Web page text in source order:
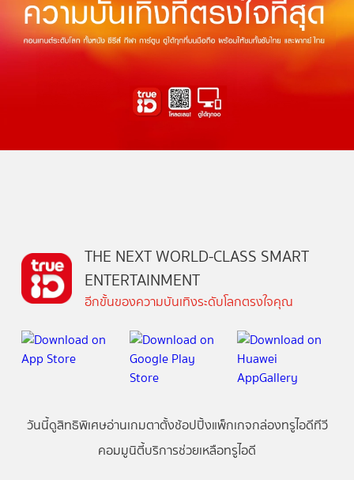
THE NEXT WORLD-CLASS SMART
ENTERTAINMENT
อีกขั้นของความบันเทิงระดับโลกตรงใจคุณ
วันนี้ดูสิทธิพิเศษอ่านเกมตาตั้งช้อปปิ้งแพ็กเกจกล่องทรูไอดีทีวี
คอมมูนิตี้บริการช่วยเหลือทรูไอดี